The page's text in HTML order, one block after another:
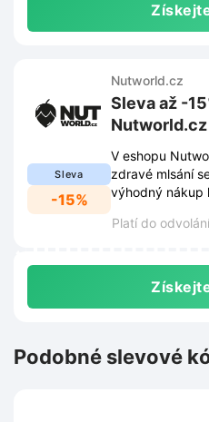
Sleva
-15%
Nutworld.cz
Sleva až -
Nutworld.cz
V eshopu
zdravé mlsání
výhodný nákup
Platí do odvolání
Podobné slevové